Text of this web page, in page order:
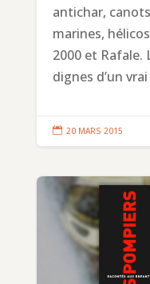
antichar,
marines,
2000 et Rafale.
dignes d’un
 20 MARS 2015